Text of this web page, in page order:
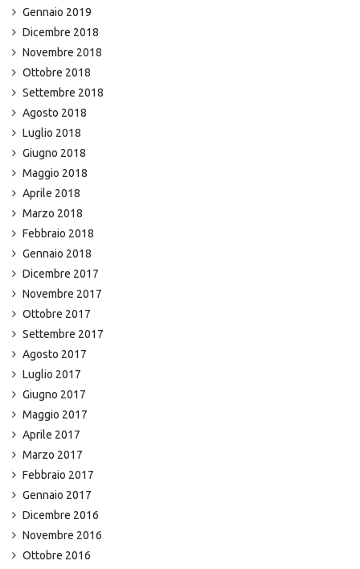
Gennaio 2019
Dicembre 2018
Novembre 2018
Ottobre 2018
Settembre 2018
Agosto 2018
Luglio 2018
Giugno 2018
Maggio 2018
Aprile 2018
Marzo 2018
Febbraio 2018
Gennaio 2018
Dicembre 2017
Novembre 2017
Ottobre 2017
Settembre 2017
Agosto 2017
Luglio 2017
Giugno 2017
Maggio 2017
Aprile 2017
Marzo 2017
Febbraio 2017
Gennaio 2017
Dicembre 2016
Novembre 2016
Ottobre 2016